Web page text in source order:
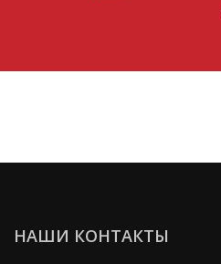
НАШИ КОНТАКТЫ